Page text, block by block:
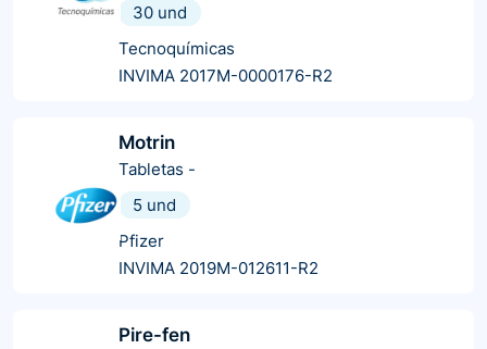
30 und
Tecnoquímicas
INVIMA 2017M-0000176-R2
Motrin
Tabletas -
5 und
Pfizer
INVIMA 2019M-012611-R2
Pire-fen